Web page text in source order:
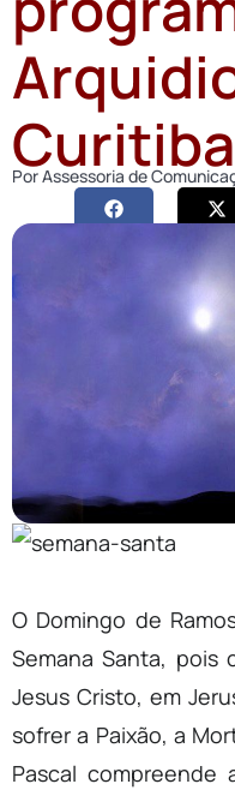
Curitiba
PorAssessoria de
O Domingo de
Semana Santa, pois
Jesus Cristo, em
sofrer a Paixão, a
Pascal compreende